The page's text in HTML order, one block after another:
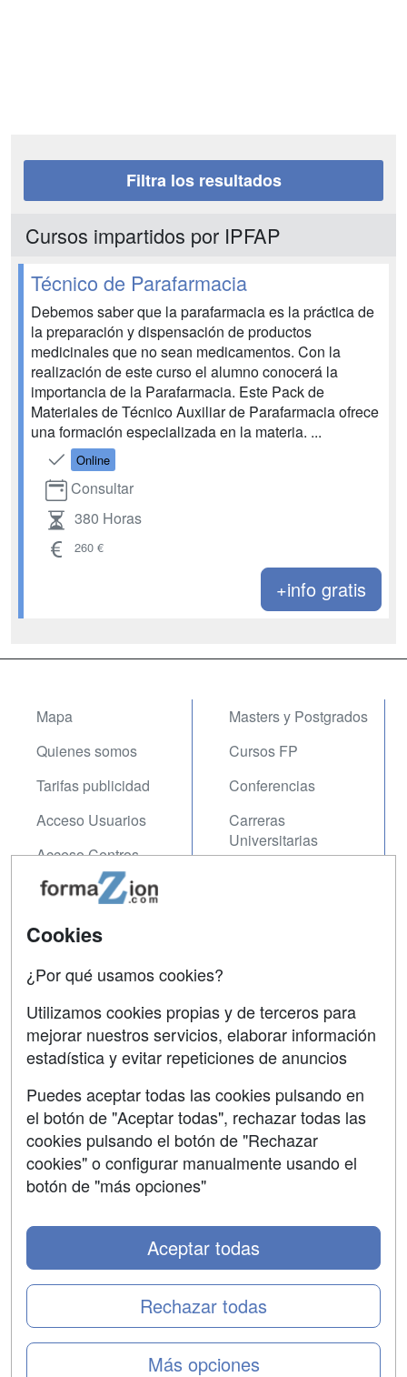
Filtra los resultados
Cursos impartidos por IPFAP
Técnico de Parafarmacia
Debemos saber que la parafarmacia es la práctica de
la preparación y dispensación de productos
medicinales que no sean medicamentos. Con la
realización de este curso el alumno conocerá la
importancia de la Parafarmacia. Este Pack de
Materiales de Técnico Auxiliar de Parafarmacia ofrece
una formación especializada en la materia. ...
Online
Consultar
380 Horas
260 €
+info gratis
Mapa
Quienes somos
Tarifas publicidad
Acceso Usuarios
Acceso Centros
Masters y Postgrados
Cursos FP
Conferencias
Carreras
Universitarias
Contactar
Copyleft
Grupo formazion:
Copyright 2000-2026 Formazion Web, S.L. - Calle
Fermín Caballero, 62 - 28034 Madrid Tel: 91 533 70 78
Cookies
¿Por qué usamos cookies?
Utilizamos cookies propias y de terceros para
mejorar nuestros servicios, elaborar información
estadística y evitar repeticiones de anuncios
Puedes aceptar todas las cookies pulsando en
el botón de "Aceptar todas", rechazar todas las
cookies pulsando el botón de "Rechazar
cookies" o configurar manualmente usando el
botón de "más opciones"
Más opciones
Rechazar todas
Aceptar todas